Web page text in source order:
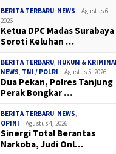
BERITA TERBARU NEWS
Agustus 6,
2026
Ketua DPC Madas Surabaya
Soroti Keluhan …
BERITA TERBARU HUKUM &
NEWS TNI / POLRI Agustus 5, 2026
Dua Pekan, Polres Tanjung
Perak Bongkar …
BERITA TERBARU NEWS
OPINI
Agustus 4, 2026
Sinergi Total Berantas
Narkoba, Judi Onl…